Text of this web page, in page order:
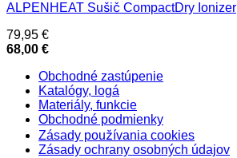
ALPENHEAT Sušič CompactDry Ionizer
79,95 €
68,00 €
Obchodné zastúpenie
Katalógy, logá
Materiály, funkcie
Obchodné podmienky
Zásady používania cookies
Zásady ochrany osobných údajov